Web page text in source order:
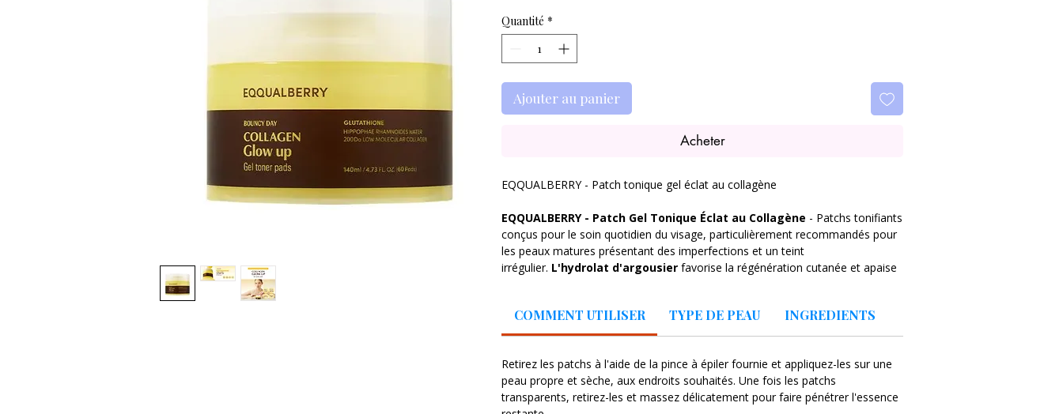
Quantité *
Ajouter au panier
Acheter
EQQUALBERRY - Patch tonique gel éclat au collagène
EQQUALBERRY - Patch Gel Tonique Éclat au Collagène - Patchs tonifiants
conçus pour le soin quotidien du visage, particulièrement recommandés pour
les peaux matures présentant des imperfections et un teint
irrégulier. L'hydrolat d'argousier favorise la régénération cutanée et apaise
tandis quel'hydrolysat de collagène apporte à la peau une douceur et
une douceur remarquables.Le glutathion, contenu dans l'essence qui
ainsi le vieillissement cutané tout en renforçant l'effet éclaircissant du produit.
De plus, la formule est enrichie en extrait de centella asiatica,
maintient une bonne hydratation cutanée . Une utilisation régulière des patchs
COMMENT UTILISER TYPE DE PEAU INGREDIENTS
Retirez les patchs à l'aide de la pince à épiler fournie et appliquez-les sur une
peau propre et sèche, aux endroits souhaités. Une fois les patchs
transparents, retirez-les et massez délicatement pour faire pénétrer l'essence